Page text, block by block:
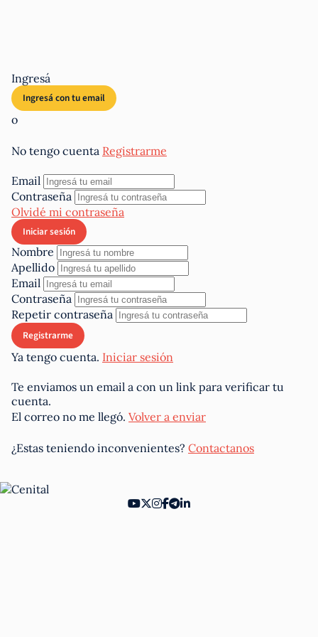
Ingresá
o
No tengo cuenta Registrarme
Email
Contraseña
Olvidé mi contraseña
Nombre
Apellido
Email
Contraseña
Repetir contraseña
Ya tengo cuenta. Iniciar sesión
Te enviamos un email a con un link para verificar tu
cuenta.
El correo no me llegó. Volver a enviar
¿Estas teniendo inconvenientes? Contactanos